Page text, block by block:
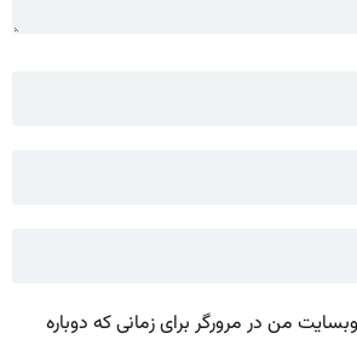
من در مرورگر برای زمانی که دوباره